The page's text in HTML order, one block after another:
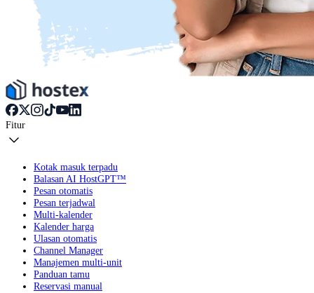
Fitur
Kotak masuk terpadu
Balasan AI HostGPT™
Pesan otomatis
Pesan terjadwal
Multi-kalender
Kalender harga
Ulasan otomatis
Channel Manager
Manajemen multi-unit
Panduan tamu
Reservasi manual